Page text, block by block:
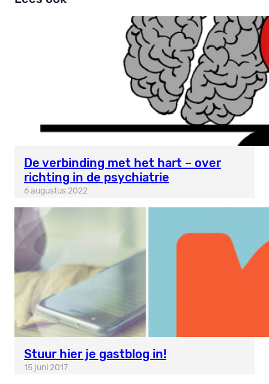
De verbinding met het hart – over
richting in de psychiatrie
6 augustus 2022
Stuur hier je gastblog in!
15 juni 2017